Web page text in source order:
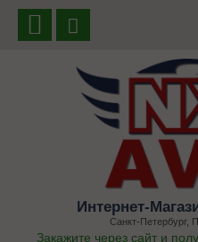
Интернет-
Санкт-Петербург,
Закажите через сайт и